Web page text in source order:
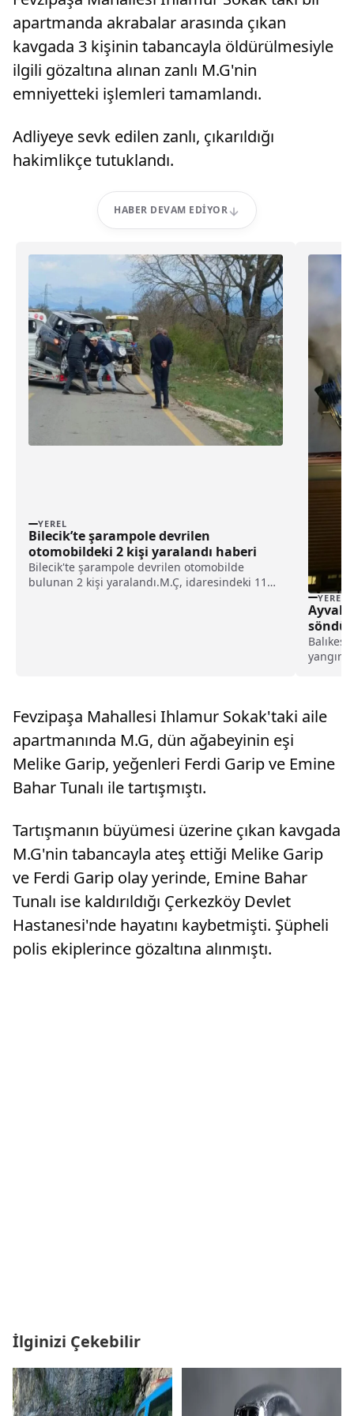
apartmanda akrabalar arasında çıkan
kavgada 3 kişinin tabancayla öldürülmesiyle
ilgili gözaltına alınan zanlı M.G'nin
emniyetteki işlemleri tamamlandı.
Adliyeye sevk edilen zanlı, çıkarıldığı
hakimlikçe tutuklandı.
HABER DEVAM EDIYOR
YEREL
Bilecik’te şarampole devrilen
otomobildeki 2 kişi yaralandı haberi
Bilecik'te şarampole devrilen otomobilde
bulunan 2 kişi yaralandı.M.Ç, idaresindeki 11
YEREL
Fevzipaşa Mahallesi Ihlamur Sokak'taki aile
apartmanında M.G, dün ağabeyinin eşi
Melike Garip, yeğenleri Ferdi Garip ve Emine
Bahar Tunalı ile tartışmıştı.
Tartışmanın büyümesi üzerine çıkan kavgada
M.G'nin tabancayla ateş ettiği Melike Garip
ve Ferdi Garip olay yerinde, Emine Bahar
Tunalı ise kaldırıldığı Çerkezköy Devlet
Hastanesi'nde hayatını kaybetmişti. Şüpheli
polis ekiplerince gözaltına alınmıştı.
İlginizi Çekebilir